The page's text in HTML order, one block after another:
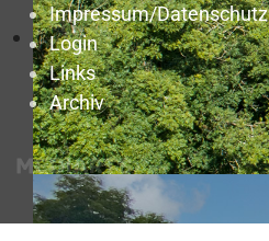
Impressum/Datenschutz
Login
Links
Archiv